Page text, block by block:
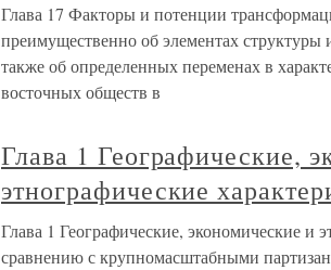
Глава 17 Факторы и потенции
преимущественно об элементах
также об определенных переменах в
восточных обществ в
Глава 1 Географические,
этнографические
Глава 1 Географические, экономические и
сравнению с крупномасштабными